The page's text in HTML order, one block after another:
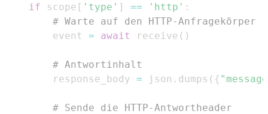
if scope [ 'type' ] == 'http' :
# Warte auf den HTTP-Anfragekörper
        event
= await receive ( )
# Antwortinhalt
        response_body
= json . dumps ( {
# Sende die HTTP-Antwortheader